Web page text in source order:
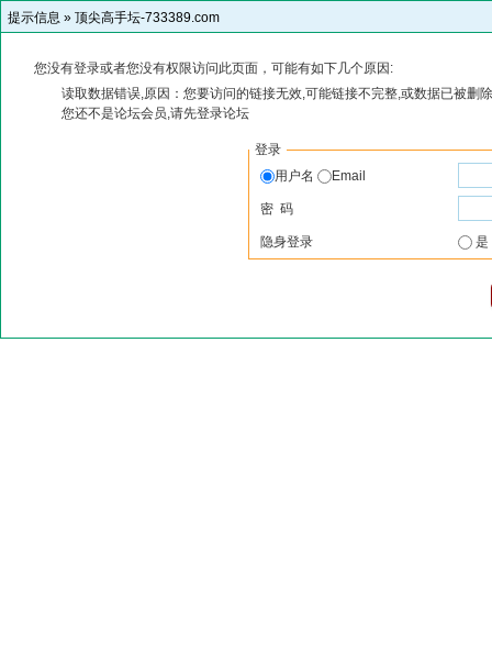
提示信息 » 顶尖高手坛-733389.com
您没有登录或者您没有权限访问此页面，可能有如下几个原因:
读取数据错误,原因：您要访问的链接无效,可能链接不完整,或数据已被删
您还不是论坛会员,请先登录论坛
登录
用户名
Email
密 码
隐身登录